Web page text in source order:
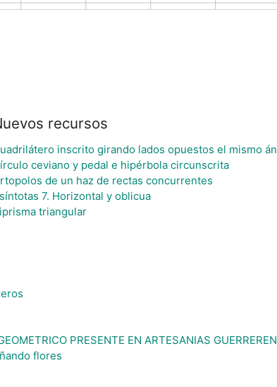
recursos
inscrito girando lados opuestos el mismo
ceviano y pedal e hipérbola circunscrita
de un haz de rectas concurrentes
7. Horizontal y oblicua
triangular
PRESENTE EN ARTESANIAS
flores